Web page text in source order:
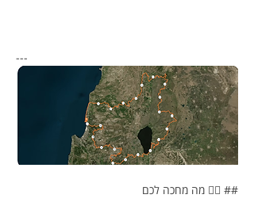
---
## 🚵‍♂️ מה מחכה לכם